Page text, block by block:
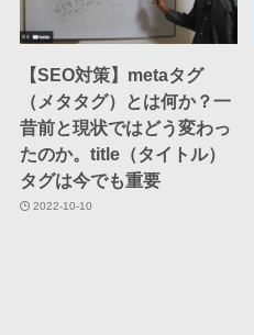
【SEO対策】metaタグ
（メタタグ）とは何か？一
昔前と現状ではどう変わっ
たのか。title（タイトル）
タグは今でも重要
2022-10-10